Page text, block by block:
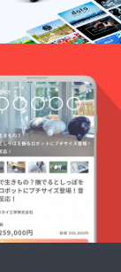
10g (1
杯分)X5
パック
届け時
のラベ
ルに表
記とな
りま
す。
発
り50日
以上の
日持ち
ネット
ワーク
販売ま
メージ
が相違
する場
合等、
お断り
させて
いただ
く場合
があり
ます。
させて
を込め
て製作
しま